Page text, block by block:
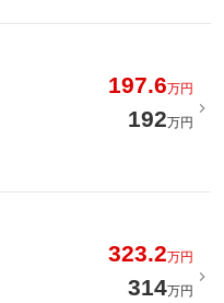
197.6万円
192万円
323.2万円
314万円